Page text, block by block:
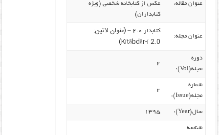
عنوان مقاله:
عکس از کتابخانه شخصی (ویژه
کتابداران)
عنوان مجله:
کتابدار ۲.۰ –
(عنوان لاتین:
Kitābdār-i 2.0)
دوره
مجله(Vol):
۲
شماره
مجله(Issue):
۲
سال(Year): ۱۳۹۵
شناسه